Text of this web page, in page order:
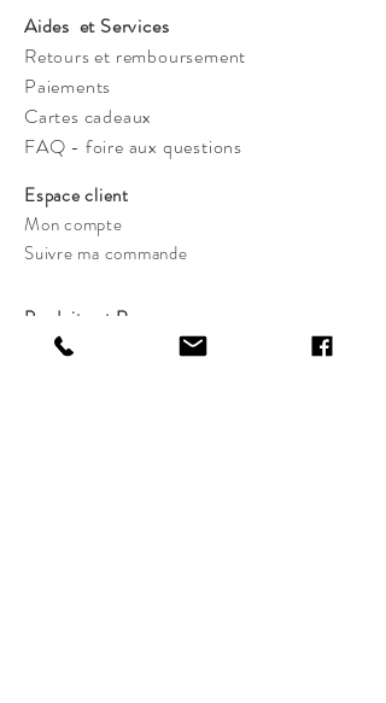
Aides et Services
Retours et remboursement
Paiements
Cartes cadeaux
FAQ - foire aux questions
Espace client
Mon compte
Suivre ma commande
Produits et Ressources
Boutique